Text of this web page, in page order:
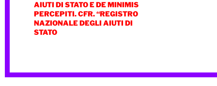
AIUTI DI STATO E DE MINIMIS
PERCEPITI. CFR. “REGISTRO
NAZIONALE DEGLI AIUTI DI
STATO